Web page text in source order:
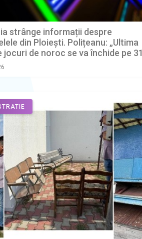
strânge informații despre
din Ploiești. Polițeanu: „Ultima
jocuri de noroc se va închide pe 31
2027”